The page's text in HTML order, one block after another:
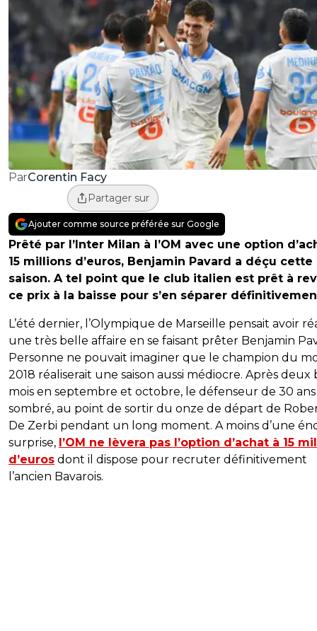
ParCorentin Facy
Partager sur
Ajouter comme source préférée sur Google
Prêté par l’Inter Milan à l’OM avec une option
15 millions d’euros, Benjamin Pavard a déçu cette
saison. A tel point que le club italien est prêt à
ce prix à la baisse pour s’en séparer
L’été dernier, l’Olympique de Marseille pensait avoir
une très belle affaire en se faisant prêter Benjamin
Personne ne pouvait imaginer que le champion du
2018 réaliserait une saison aussi médiocre. Après deux
mois en septembre et octobre, le défenseur de 30 ans
sombré, au point de sortir du onze de départ de
De Zerbi pendant un long moment. A moins d’une
surprise, l’OM ne lèvera pas l’option d’achat à 15
d’euros dont il dispose pour recruter définitivement
l’ancien Bavarois.